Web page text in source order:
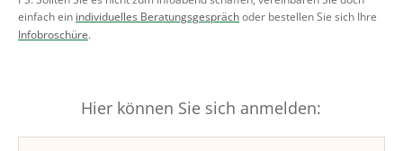
einfach ein individuelles Beratungsgesprächoder bestellen Sie sich Ihre
Infobroschüre.
Hier können Sie sich anmelden: